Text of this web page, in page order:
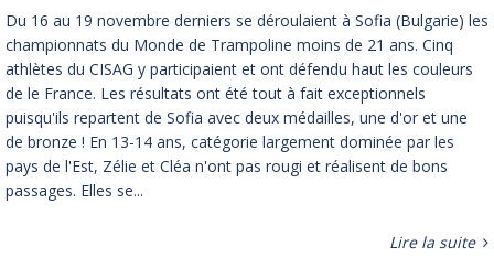
Du 16 au 19 novembre derniers se déroulaient à Sofia (Bulgarie) les
championnats du Monde de Trampoline moins de 21 ans. Cinq
athlètes du CISAG y participaient et ont défendu haut les couleurs
de le France. Les résultats ont été tout à fait exceptionnels
puisqu'ils repartent de Sofia avec deux médailles, une d'or et une
de bronze ! En 13-14 ans, catégorie largement dominée par les
pays de l'Est, Zélie et Cléa n'ont pas rougi et réalisent de bons
passages. Elles se...
Lire la suite